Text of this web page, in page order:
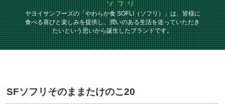
ヤヨイサンフーズの「やわらか食 SOFLI（ソフリ）」は、皆様に
食べる喜びと楽しみを提供し、潤いのある生活を送っていただき
たいという思いから誕生したブランドです。
SFソフリそのままたけのこ20